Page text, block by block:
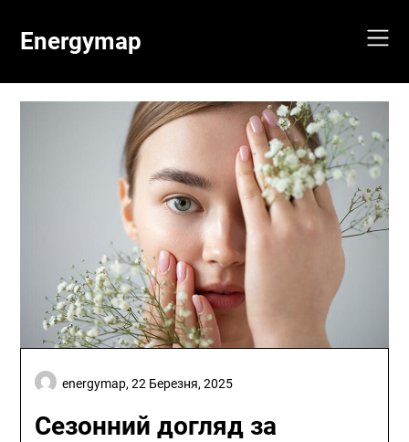
contentEnergymap
Сезонний догляд за
energymap,22 Березня, 2025